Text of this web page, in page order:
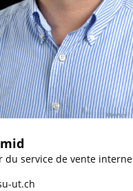
du service de vente interne
ut.ch